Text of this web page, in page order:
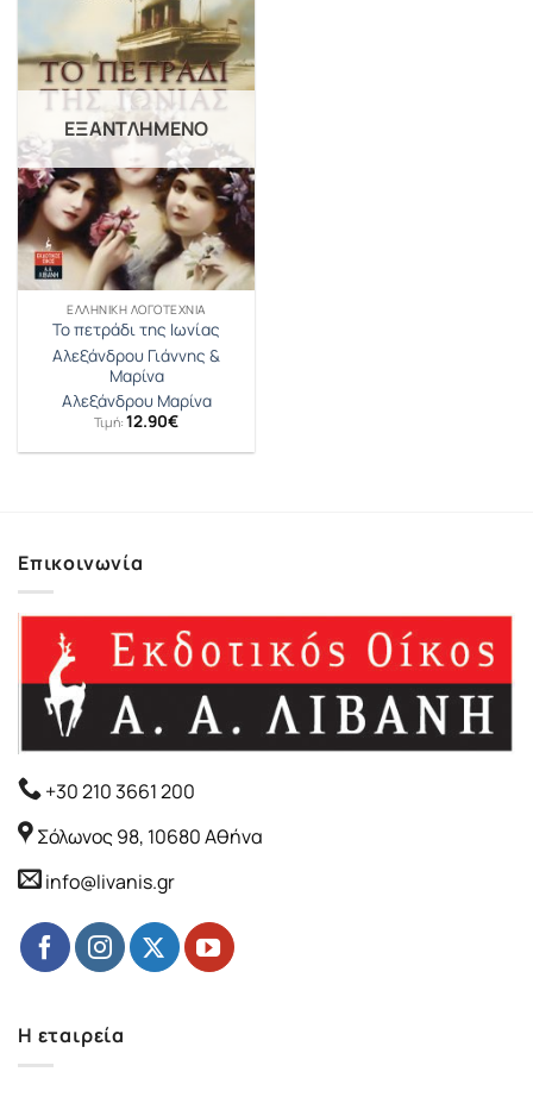
ΕΞΑΝΤΛΗΜΈΝΟ
ΕΛΛΗΝΙΚΉ ΛΟΓΟΤΕΧΝΊΑ
Το πετράδι της Ιωνίας
Αλεξάνδρου Γιάννης &
Μαρίνα
Αλεξάνδρου Μαρίνα
Τιμή: 12.90€
Επικοινωνία
+30 210 3661 200
Σόλωνος 98, 10680 Αθήνα
info@livanis.gr
Η εταιρεία